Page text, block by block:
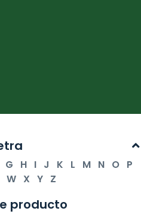
G H I J K L M N O P
W X Y Z
producto